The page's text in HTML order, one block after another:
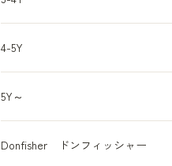
4-5Y
5Y～
Donfisher ドンフィッシャー